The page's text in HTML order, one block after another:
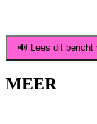
🔊 Lees dit bericht
MEER